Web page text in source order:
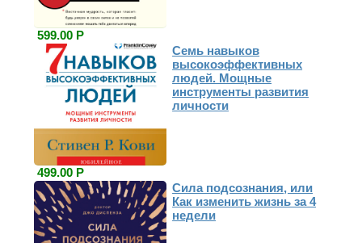
599.00 Р
Семь навыков
высокоэффективных
людей. Мощные
инструменты развития
личности
499.00 Р
Сила подсознания, или
Как изменить жизнь за 4
недели